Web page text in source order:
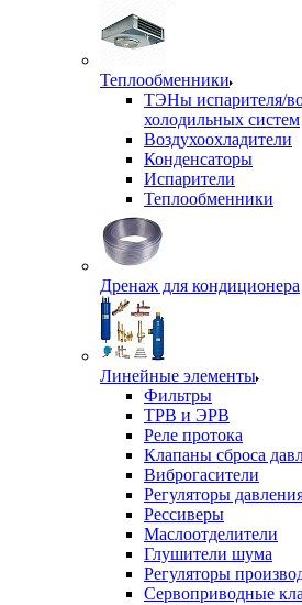
Теплообменники
ТЭНы испарителя/
холодильных систем
Воздухоохладители
Конденсаторы
Испарители
Теплообменники
Дренаж для кондиционера
Линейные элементы
Фильтры
ТРВ и ЭРВ
Реле протока
Клапаны сброса
Виброгасители
Регуляторы
Рессиверы
Маслоотделители
Глушители шума
Регуляторы
Сервоприводные